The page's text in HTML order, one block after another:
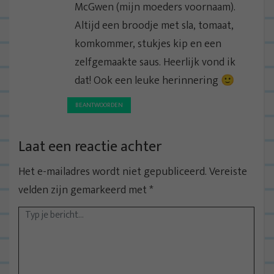
McGwen (mijn moeders voornaam).
Altijd een broodje met sla, tomaat,
komkommer, stukjes kip en een
zelfgemaakte saus. Heerlijk vond ik
dat! Ook een leuke herinnering 🙂
BEANTWOORDEN
Laat een reactie achter
Het e-mailadres wordt niet gepubliceerd.Vereiste
velden zijn gemarkeerd met*